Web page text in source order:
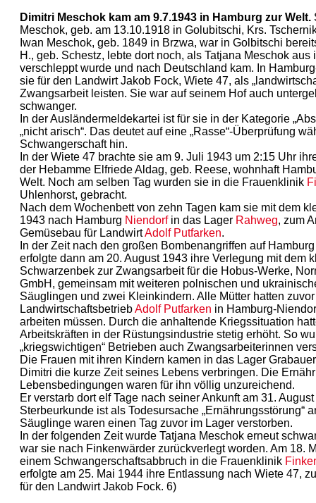
Dimitri Meschok kam am 9.7.1943 in Hamburg zur Welt.
Meschok, geb. am 13.10.1918 in Golubitschi, Krs.
Iwan Meschok, geb. 1849 in Brzwa, war in Golbitschi
H., geb. Schestz, lebte dort noch, als Tatjana Meschok aus
verschleppt wurde und nach Deutschland kam. In
sie für den Landwirt Jakob Fock, Wiete 47, als
Zwangsarbeit leisten. Sie war auf seinem Hof auch
schwanger.
In der Ausländermeldekartei ist für sie in der Kategorie
„nicht arisch“. Das deutet auf eine „Rasse“-Überprüfung
Schwangerschaft hin.
In der Wiete 47 brachte sie am 9. Juli 1943 um 2:15 Uhr
der Hebamme Elfriede Aldag, geb. Reese, wohnhaft
Welt. Noch am selben Tag wurden sie in die Frauenklinik
Uhlenhorst, gebracht.
Nach dem Wochenbett von zehn Tagen kam sie mit dem
1943 nach Hamburg Niendorfin das Lager Rahweg, zum
Gemüsebau für LandwirtAdolf Putfarken.
In der Zeit nach den großen Bombenangriffen auf
erfolgte dann am 20. August 1943 ihre Verlegung mit dem
Schwarzenbek zur Zwangsarbeit für die Hobus-Werke,
GmbH, gemeinsam mit weiteren polnischen und
Säuglingen und zwei Kleinkindern. Alle Mütter hatten
LandwirtschaftsbetriebAdolf Putfarken in Hamburg-
arbeiten müssen. Durch die anhaltende Kriegssituation
Arbeitskräften in der Rüstungsindustrie stetig erhöht. So
„kriegswichtigen“ Betrieben auch Zwangsarbeiterinnen
Die Frauen mit ihren Kindern kamen in das Lager
Dimitri die kurze Zeit seines Lebens verbringen. Die
Lebensbedingungen waren für ihn völlig unzureichend.
Er verstarb dort elf Tage nach seiner Ankunft am 31.
Sterbeurkunde ist als Todesursache „Ernährungsstörung“
Säuglinge waren einen Tag zuvor im Lager verstorben.
In der folgenden Zeit wurde Tatjana Meschok erneut
war sie nach Finkenwärder zurückverlegt worden. Am 18.
einem Schwangerschaftsabbruch in die Frauenklinik
erfolgte am 25. Mai 1944 ihre Entlassung nach Wiete 47,
für den Landwirt Jakob Fock. 6)